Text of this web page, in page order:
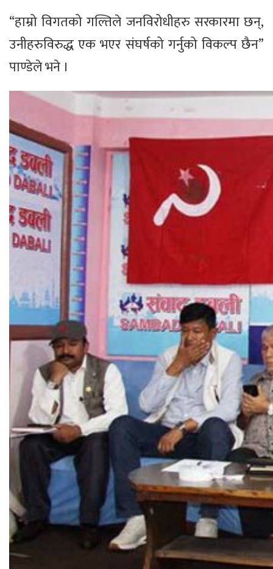
“हाम्रो विगतको गल्तिले जनविरोधीहरु सरकारमा छन्,
उनीहरुविरुद्ध एक भएर संघर्षको गर्नुको विकल्प छैन”
पाण्डेले भने ।